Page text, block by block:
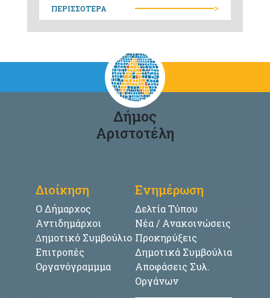
ΠΕΡΙΣΣΟΤΕΡΑ >
Δήμος
Αριστοτέλη
Διοίκηση
Ο Δήμαρχος
Αντιδημάρχοι
∆ημοτικό Συμβούλιο
Επιτροπές
Οργανόγραμμμα
Ενημέρωση
Δελτία Τύπου
Νέα / Ανακοινώσεις
Προκηρύξεις
Δημοτικά Συμβούλια
Αποφάσεις Συλ.
Οργάνων